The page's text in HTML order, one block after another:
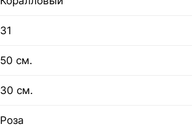
31
50 см.
30 см.
Роза